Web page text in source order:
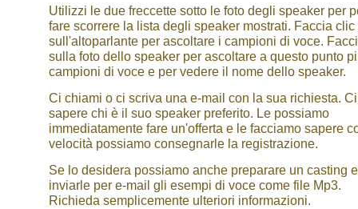
Utilizzi le due freccette sotto le foto degli speaker per
fare scorrere la lista degli speaker mostrati. Faccia clic
sull'altoparlante per ascoltare i campioni di voce.
sulla foto dello speaker per ascoltare a questo punto
campioni di voce e per vedere il nome dello speaker.
Ci chiami o ci scriva una e-mail con la sua richiesta.
sapere chi è il suo speaker preferito. Le possiamo
immediatamente fare un'offerta e le facciamo sapere
velocità possiamo consegnarle la registrazione.
Se lo desidera possiamo anche preparare un casting e
inviarle per e-mail gli esempi di voce come file Mp3.
Richieda semplicemente ulteriori informazioni.